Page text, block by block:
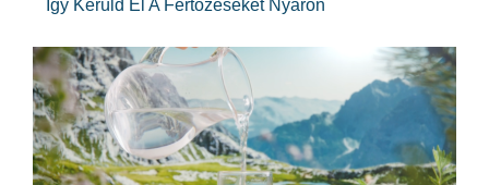
Így Kerüld El A Fertőzéseket Nyáron